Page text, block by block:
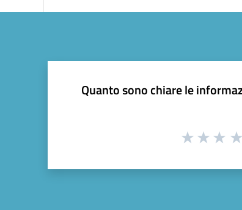
Quanto sono chiare le